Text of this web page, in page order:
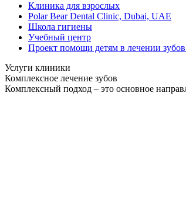
Клиника для взрослых
Polar Bear Dental Clinic, Dubai, UAE
Школа гигиены
Учебный центр
Проект помощи детям в лечении
Услуги клиники
Комплексное лечение зубов
Комплексный подход – это основное